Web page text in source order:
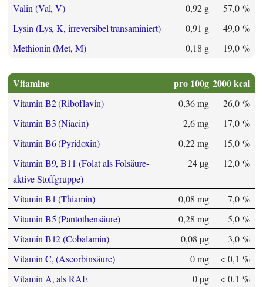
Valin (Val, V)
0,92 g
57,0 %
Lysin (Lys, K, irreversibel transaminiert)
0,91 g
49,0 %
Methionin (Met, M)
0,18 g 19,0 %
Vitamine pro 100g 2000 kcal
Vitamin B2 (Riboflavin) 0,36 mg
26,0 %
Vitamin B3 (Niacin)
2,6 mg
17,0 %
Vitamin B6 (Pyridoxin)
0,22 mg
15,0 %
Vitamin B9, B11 (Folat als Folsäure-
aktive Stoffgruppe)
24 µg 12,0 %
Vitamin B1 (Thiamin) 0,08 mg
7,0 %
Vitamin B5 (Pantothensäure)
0,28 mg
5,0 %
Vitamin B12 (Cobalamin)
0,08 µg
3,0 %
Vitamin C, (Ascorbinsäure)
0 mg
< 0,1 %
Vitamin A, als RAE
0 µg < 0,1 %